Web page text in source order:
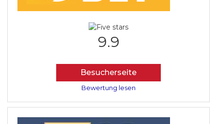
9.9
Besucherseite
Bewertung lesen